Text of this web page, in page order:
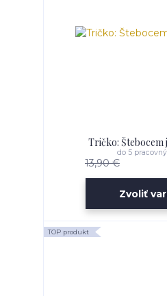
Tričko: Štebocem
13,90 €
do 5
Zvoliť
TOP produkt